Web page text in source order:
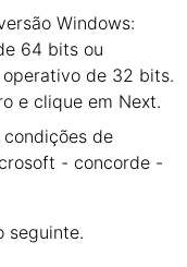
Windows:
64 bits ou
de 32 bits.
e clique em Next.
de
- concorde -
seguinte.